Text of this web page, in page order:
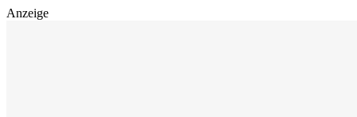
Anzeige